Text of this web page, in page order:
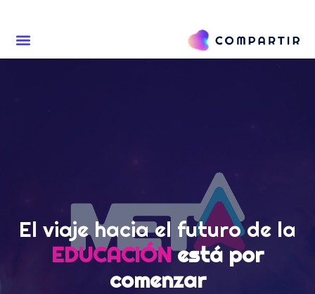
El viaje hacia el futurode la
EDUCACIÓNestá por
comenzar